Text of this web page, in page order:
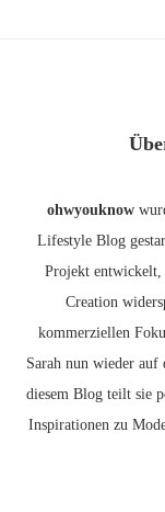
ohwyouknow
Lifestyle Blog
Projekt entwickelt,
Creation
kommerziellen
Sarah nun wieder auf
diesem Blog teilt sie
Inspirationen zu